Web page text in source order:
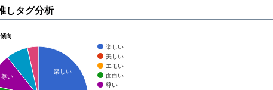
しタグ分析
向
楽しい
美しい
エモい
面白い
尊い
楽しい
尊い